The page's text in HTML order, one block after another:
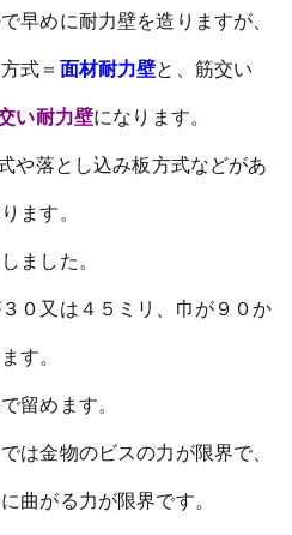
早めに耐力壁を造りますが、
式＝ 面材耐力壁と、筋交い
い耐力壁になります。
や落とし込み板方式などがあ
ます。
ました。
０又は４５ミリ、巾が９０か
す。
留めます。
は金物のビスの力が限界で、
曲がる力が限界です。